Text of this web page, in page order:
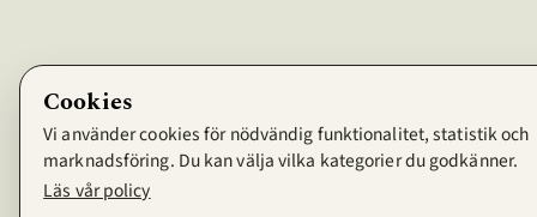
Cookies
Vi använder cookies för nödvändig funktionalitet, statistik och
marknadsföring. Du kan välja vilka kategorier du godkänner.
Läs vår policy